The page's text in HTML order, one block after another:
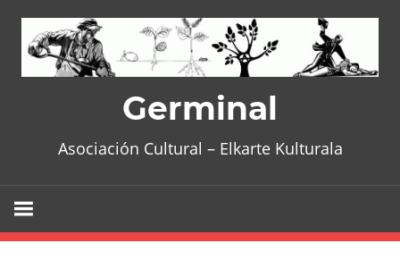
content
Germinal
Asociación Cultural – Elkarte Kulturala